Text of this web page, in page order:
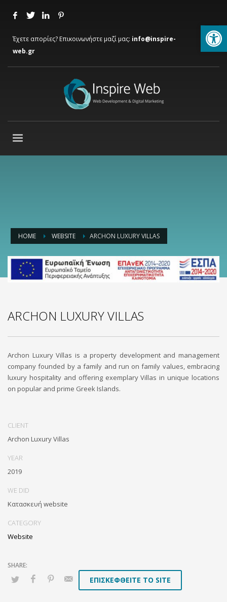
Έχετε απορίες? Επικοινωνήστε μαζί μας: info@inspire-
web.gr
HOME WEBSITE ARCHON LUXURY VILLAS
ARCHON LUXURY VILLAS
Archon Luxury Villas is a property development and management
company founded by a family and run on family values, embracing
luxury hospitality and offering exemplary Villas in unique locations
on popular and prime Greek Islands.
CLIENT
Archon Luxury Villas
YEAR
2019
WE DID
Κατασκευή website
CATEGORY
Website
ΕΠΙΣΚΕΦΘΕΙΤΕ ΤΟ SITE